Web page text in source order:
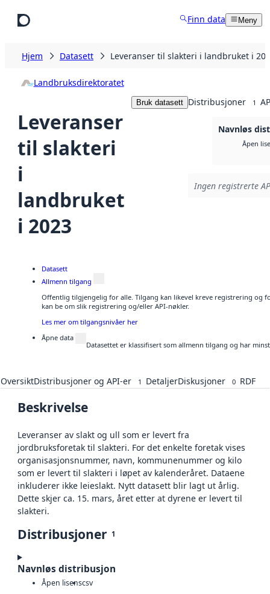
Finn data Meny
Hjem Datasett Leveranser til slakteri i landbruket i
Landbruksdirektoratet
Leveranser
til slakteri
i
landbruket
i 2023
Bruk datasett Distribusjoner 1
Navnløs
Åpen
Ingen registrerte
Datasett
Allmenn tilgang
Offentlig tilgjengelig for alle. Tilgang kan likevel kreve registrering og
kan be om slik registrering og/eller API-nøkler.
Les mer om tilgangsnivåer her
Åpne data
Datasettet er klassifisert som allmenn tilgang og har
OversiktDistribusjoner og API-er 1 DetaljerDiskusjoner 0 RDF
Beskrivelse
Leveranser av slakt og ull som er levert fra
jordbruksforetak til slakteri. For det enkelte foretak vises
organisasjonsnummer, navn, kommunenummer og kilo
som er levert til slakteri i løpet av kalenderåret. Dataene
inkluderer ikke leieslakt. Nytt datasett blir lagt ut årlig.
Dette skjer ca. 15. mars, året etter at dyrene er levert til
slakteri.
Distribusjoner 1
Navnløs distribusjon
Åpen lisenscsv